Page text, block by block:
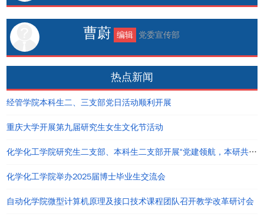
曹蔚 编辑 党委宣传部
热点新闻
经管学院本科生二、三支部党日活动顺利开展
重庆大学开展第九届研究生女生文化节活动
化学化工学院研究生二支部、本科生二支部开展“党建领航，本研共进”主题党日活动
化学化工学院举办2025届博士毕业生交流会
自动化学院微型计算机原理及接口技术课程团队召开教学改革研讨会